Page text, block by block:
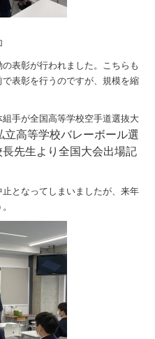
表彰が行われました。こちらも
表彰を行うのですが、規模を縮
手が全国高等学校空手道選抜大
立高等学校バレーボール選
先生より全国大会出場記
となってしまいましたが、来年